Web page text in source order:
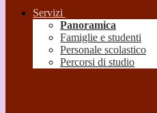
Servizi
Panoramica
Famiglie e studenti
Personale scolastico
Percorsi di studio